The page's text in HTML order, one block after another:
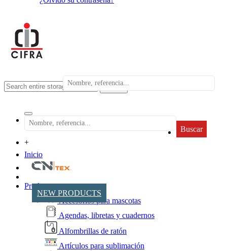
search
Buscar
+
Inicio
NEW PRODUCTS
Productos
Accesorios para mascotas
Agendas, libretas y cuadernos
Alfombrillas de ratón
Artículos para sublimación